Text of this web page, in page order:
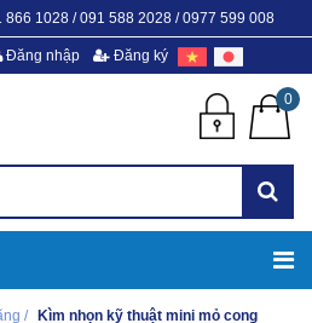
866 1028 / 091 588 2028 / 0977 599 008
Đăng nhập Đăng ký
0
/
Kìm nhọn kỹ thuật mini mỏ cong